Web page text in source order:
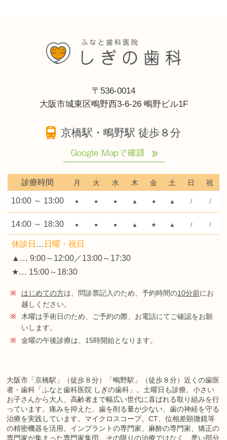
〒536-0014
大阪市城東区鴫野西3-6-26 鴫野ビル1F
京橋駅・鴫野駅 徒歩８分
診療時間 月 火 水 木 金 土 日 祝
10:00 ～ 13:00 ● ● ● ▲ ● ▲ / /
14:00 ～ 18:30 ● ● ● ▲ ★ ▲ / /
休診日 … 日曜・祝日
▲… 9:00～12:00／13:00～17:30
★… 15:00～18:30
※ はじめての方は、問診票記入のため、予約時間の10分前にお
越しください。
※
木曜は手術日のため、ご予約の際、お電話にてご確認をお願
いします。
※
金曜の午後診療は、15時開始となります。
大阪市「京橋駅」（徒歩８分）「鴫野駅」（徒歩８分）近くの歯医
者・歯科「ふなと歯科医院 しぎの歯科」。土曜日も診療。小さい
お子さんから大人、高齢者まで幅広い世代に喜ばれる取り組みを行
っています。痛みを抑えた、歯を削る量が少ない、歯の神経を守る
治療を実践しています。マイクロスコープ、CT、位相差顕微鏡等
の精密機器を活用。インプラントの専門家、麻酔の専門家、矯正の
専門家が集まった専門家集団。その限りの治療ではなく、悪い部分